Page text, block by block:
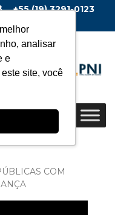
analisar
e
site, você
+55 (19) 3291-0123
COM